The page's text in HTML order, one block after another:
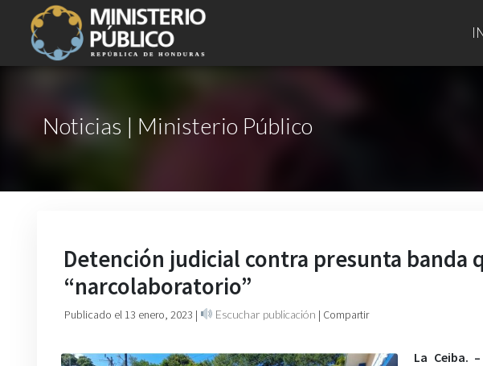
Noticias | Ministerio Público
Detención judicial contra presunta banda
“narcolaboratorio”
Publicado el 13 enero, 2023 | Escuchar publicación | Compartir
La Ceiba. –